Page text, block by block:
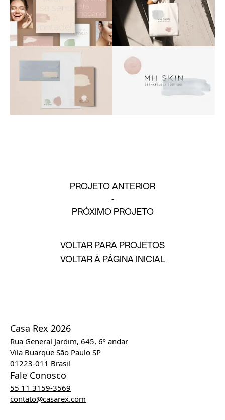
PROJETO ANTERIOR
PRÓXIMO PROJETO
VOLTAR PARA PROJETOS
VOLTAR À PÁGINA INICIAL
Casa Rex 2026
Rua General Jardim, 645, 6º andar
Vila Buarque São Paulo SP
01223-011 Brasil
Fale Conosco
55 11 3159-3569
contato@casarex.com